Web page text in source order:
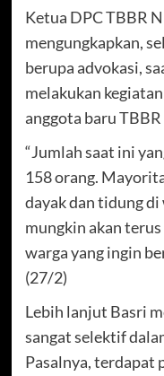
Ketua DPC TBBR
mengungkapkan,
berupa advokasi,
melakukan
anggota baru
“Jumlah saat ini
158 orang.
dayak dan tidung
mungkin akan
warga yang ingin
(27/2)
Lebih lanjut Basri
sangat selektif
Pasalnya, terdapat